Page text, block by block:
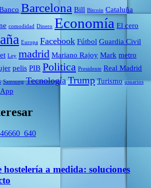
Barcelona Bill Bitcoin Cataluña
comodidad Dinero Economía El cero
Europa Facebook Fútbol Guardia Civil
Ley madrid Mariano Rajoy Mark metro
pelis PIB Politica Presidente Real Madrid
Samsung Tecnología Trump Turismo usuarios
a medida: soluciones